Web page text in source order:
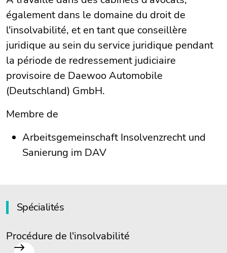
également dans le domaine du droit de
l'insolvabilité, et en tant que conseillère
juridique au sein du service juridique pendant
la période de redressement judiciaire
provisoire de Daewoo Automobile
(Deutschland) GmbH.
Membre de
Arbeitsgemeinschaft Insolvenzrecht und
Sanierung im DAV
Spécialités
Procédure de l'insolvabilité